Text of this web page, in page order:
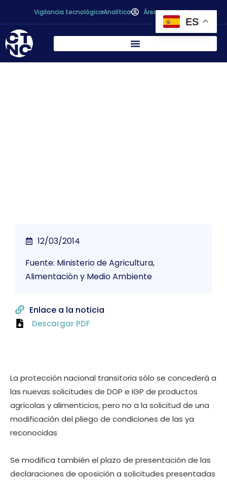
Vigilancia tecnológicaAnalítica Área personal
La protección nacional transitoria sólo se concederá a
las nuevas solicitudes de DOP e IGP de productos
agrícolas y alimenticios, pero no a la solicitud de una
modificación del pliego de condiciones de las ya
reconocidas
Se modifica también el plazo de presentación de las
declaraciones de oposición a solicitudes presentadas
12/03/2014
Fuente: Ministerio de Agricultura,
Alimentación y Medio Ambiente
Enlace a la noticia
Descargar PDF
ES